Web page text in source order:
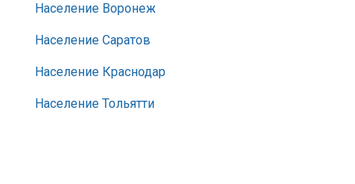
Население Воронеж
Население Саратов
Население Краснодар
Население Тольятти